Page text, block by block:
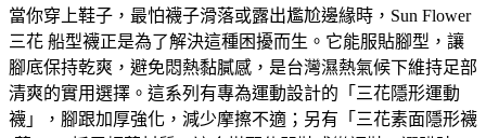
當你穿上鞋子，最怕襪子滑落或露出尷尬邊緣時，Sun Flower
三花 船型襪正是為了解決這種困擾而生。它能服貼腳型，讓
腳底保持乾爽，避免悶熱黏膩感，是台灣濕熱氣候下維持足部
清爽的實用選擇。這系列有專為運動設計的「三花隱形運動
襪」，腳跟加厚強化，減少摩擦不適；另有「三花素面隱形襪